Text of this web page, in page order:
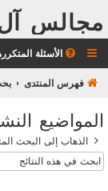
مجالس
الأسئلة
فهرس المنتدى
المواضيع
الذهاب إلى البحث